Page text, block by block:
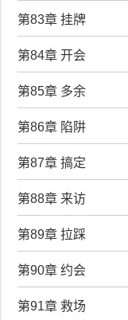
第83章 挂牌
第84章 开会
第85章 多余
第86章 陷阱
第87章 搞定
第88章 来访
第89章 拉踩
第90章 约会
第91章 救场